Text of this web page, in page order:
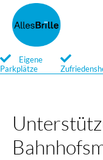
Eigene
Parkplätze
Service
Marken
Service
Marken